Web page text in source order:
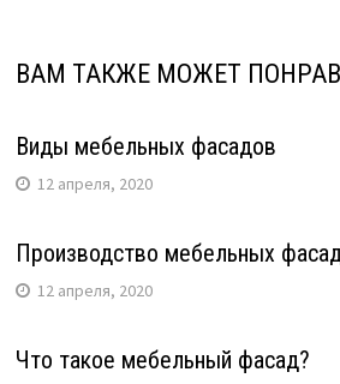
ВАМ ТАКЖЕ МОЖЕТ
Виды мебельных фасадов
12 апреля, 2020
Производство мебельных
12 апреля, 2020
Что такое мебельный фасад?